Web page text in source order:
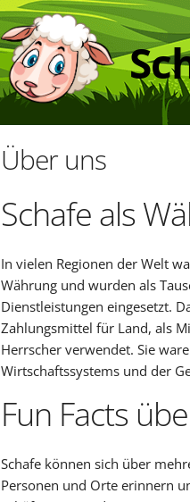
Über uns
Schafe als
In vielen Regionen der Welt
Währung und wurden als
Dienstleistungen eingesetzt.
Zahlungsmittel für Land, als
Herrscher verwendet. Sie
Wirtschaftssystems und der
Fun Facts
Schafe können sich über
Personen und Orte erinnern